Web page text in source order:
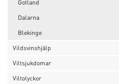
Gotland
Dalarna
Blekinge
Vildsvinshjälp
Viltsjukdomar
Viltolyckor